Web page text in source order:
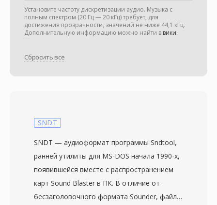
Установите частоту дискретизации аудио. Музыка с
полным спектром (20 Гц — 20 кГц) требует, для
достижения прозрачности, значений не ниже 44,1 кГц.
Дополнительную информацию можно найти в вики.
Сбросить все
SNDT
SNDT — аудиоформат программы Sndtool,
ранней утилиты для MS-DOS начала 1990-х,
появившейся вместе с распространением
карт Sound Blaster в ПК. В отличие от
бесзаголовочного формата Sounder, файлы